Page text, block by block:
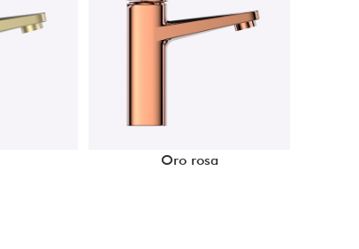
Oro rosa